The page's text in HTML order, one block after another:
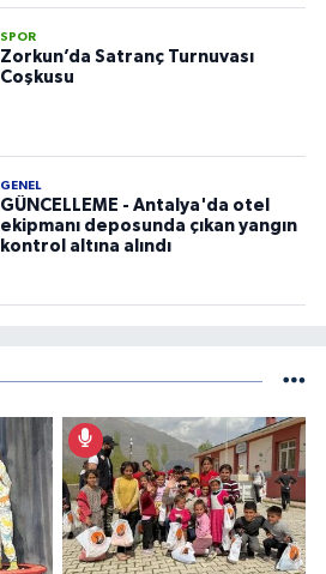
SPOR
Zorkun’da Satranç Turnuvası
Coşkusu
GENEL
GÜNCELLEME - Antalya'da otel
ekipmanı deposunda çıkan yangın
kontrol altına alındı